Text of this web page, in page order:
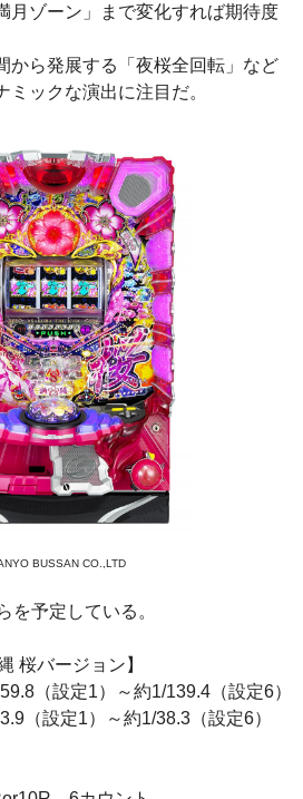
月ゾーン」まで変化すれば期待度
から発展する「夜桜全回転」など
ックな演出に注目だ。
BUSSAN CO.,LTD
を予定している。
桜バージョン】
（設定1）～約1/139.4（設定6）
）～約1/38.3（設定6）